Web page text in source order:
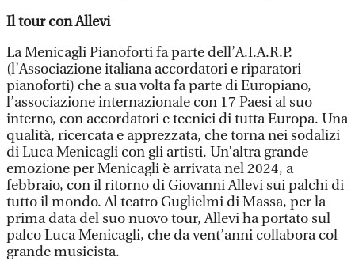
Il tour con Allevi
La Menicagli Pianoforti fa parte dell’A.I.A.R.P.
(l’Associazione italiana accordatori e riparatori
pianoforti) che a sua volta fa parte di Europiano,
l’associazione internazionale con 17 Paesi al suo
interno, con accordatori e tecnici di tutta Europa. Una
qualità, ricercata e apprezzata, che torna nei sodalizi
di Luca Menicagli con gli artisti. Un’altra grande
emozione per Menicagli è arrivata nel 2024, a
febbraio, con il ritorno di Giovanni Allevi sui palchi di
tutto il mondo. Al teatro Guglielmi di Massa, per la
prima data del suo nuovo tour, Allevi ha portato sul
palco Luca Menicagli, che da vent’anni collabora col
grande musicista.